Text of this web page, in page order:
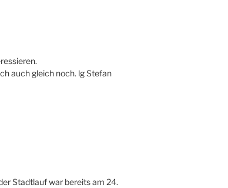
auch gleich noch. lg Stefan
Stadtlauf war bereits am 24.